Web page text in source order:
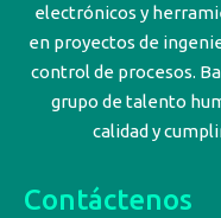
electrónicos y
en proyectos de
control de procesos.
grupo de talento
calidad y
Contáctenos